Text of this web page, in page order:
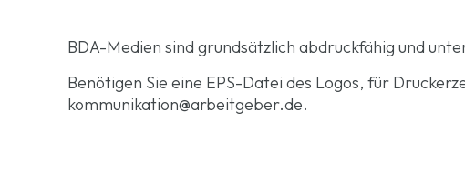
BDA-Medien sind grundsätzlich abdruckfähig und
Benötigen Sie eine EPS-Datei des Logos, für
kommunikation@arbeitgeber.de.